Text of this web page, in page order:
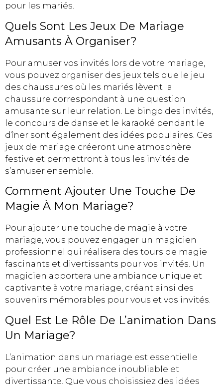
pour les mariés.
Quels Sont Les Jeux De Mariage
Amusants À Organiser?
Pour amuser vos invités lors de votre mariage,
vous pouvez organiser des jeux tels que le jeu
des chaussures où les mariés lèvent la
chaussure correspondant à une question
amusante sur leur relation. Le bingo des invités,
le concours de danse et le karaoké pendant le
dîner sont également des idées populaires. Ces
jeux de mariage créeront une atmosphère
festive et permettront à tous les invités de
s’amuser ensemble.
Comment Ajouter Une Touche De
Magie À Mon Mariage?
Pour ajouter une touche de magie à votre
mariage, vous pouvez engager un magicien
professionnel qui réalisera des tours de magie
fascinants et divertissants pour vos invités. Un
magicien apportera une ambiance unique et
captivante à votre mariage, créant ainsi des
souvenirs mémorables pour vous et vos invités.
Quel Est Le Rôle De L’animation Dans
Un Mariage?
L’animation dans un mariage est essentielle
pour créer une ambiance inoubliable et
divertissante. Que vous choisissiez des idées